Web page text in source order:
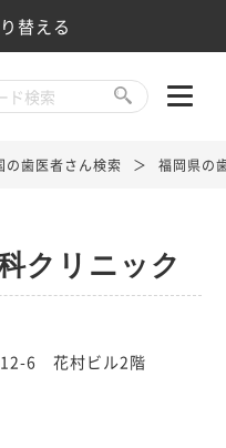
替える
の歯医者さん検索 福岡県の
クリニック
12-6 花村ビル2階